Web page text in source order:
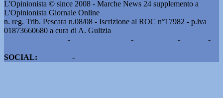
L'Opinionista © since 2008 - Marche News 24 supplemento a
L'Opinionista Giornale Online
n. reg. Trib. Pescara n.08/08 - Iscrizione al ROC n°17982 - p.iva
01873660680 a cura di A. Gulizia
- - -
-
SOCIAL:
-